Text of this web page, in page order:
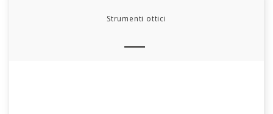
Strumenti ottici